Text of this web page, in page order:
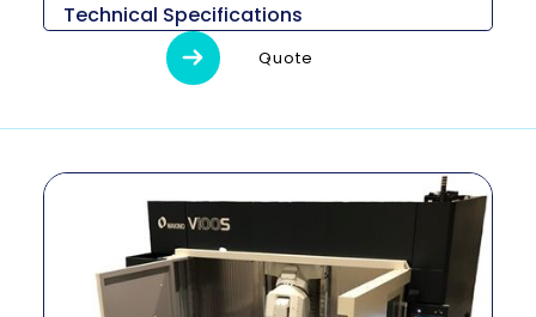
Technical Specifications
Item
Mesa
X
2000 mm
Z
800 mm
Eje A
60° (-30° a
Eje C
120° (-60° a
Quote